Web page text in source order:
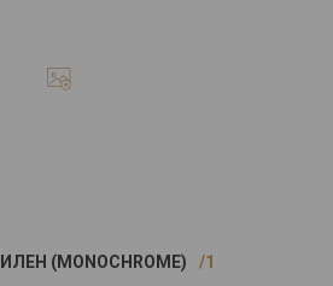
(MONOCHROME) 1